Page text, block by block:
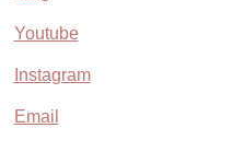
Youtube
Instagram
Email